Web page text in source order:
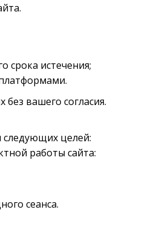
срока истечения;
вашего согласия.
следующих целей:
работы сайта:
сеанса.